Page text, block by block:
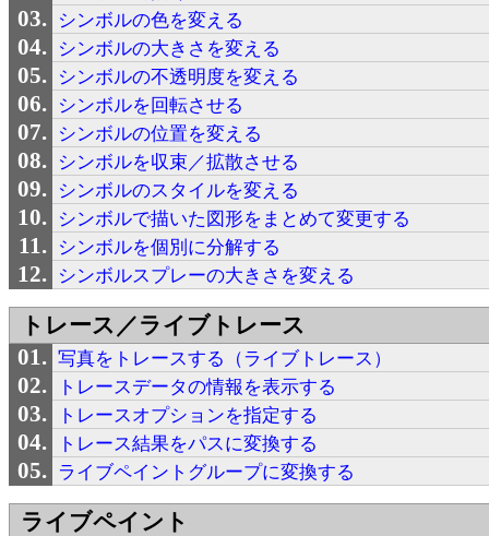
シンボルの色を変える
シンボルの大きさを変える
シンボルの不透明度を変える
シンボルを回転させる
シンボルの位置を変える
シンボルを収束／拡散させる
シンボルのスタイルを変える
シンボルで描いた図形をまとめて変更する
シンボルを個別に分解する
シンボルスプレーの大きさを変える
トレース／ライブトレース
写真をトレースする（ライブトレース）
トレースデータの情報を表示する
トレースオプションを指定する
トレース結果をパスに変換する
ライブペイントグループに変換する
ライブペイント